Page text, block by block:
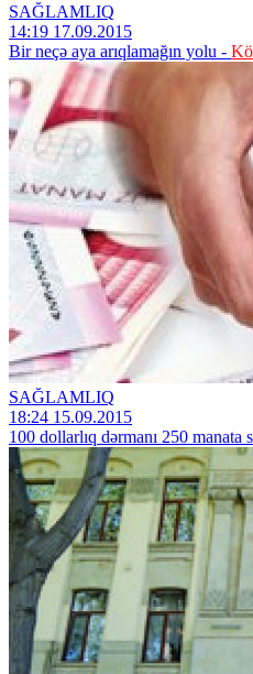
SAĞLAMLIQ
14:19 17.09.2015
Bir neçə aya arıqlamağın yolu -
SAĞLAMLIQ
18:24 15.09.2015
100 dollarlıq dərmanı 250 manata